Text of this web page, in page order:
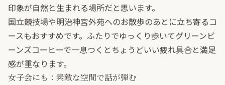
印象が自然と生まれる場所だと思います。
国立競技場や明治神宮外苑へのお散歩のあとに立ち寄るコ
ースもおすすめです。ふたりでゆっくり歩いてグリーンビ
ーンズコーヒーで一息つくとちょうどいい疲れ具合と満足
感が重なります。
女子会にも：素敵な空間で話が弾む